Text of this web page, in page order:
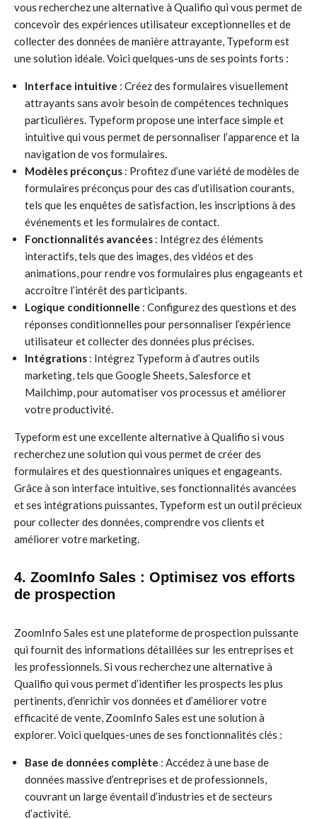
vous recherchez une alternative à Qualifio qui vous permet de
concevoir des expériences utilisateur exceptionnelles et de
collecter des données de manière attrayante, Typeform est
une solution idéale. Voici quelques-uns de ses points forts :
Interface intuitive : Créez des formulaires visuellement
attrayants sans avoir besoin de compétences techniques
particulières. Typeform propose une interface simple et
intuitive qui vous permet de personnaliser l’apparence et la
navigation de vos formulaires.
Modèles préconçus : Profitez d’une variété de modèles de
formulaires préconçus pour des cas d’utilisation courants,
tels que les enquêtes de satisfaction, les inscriptions à des
événements et les formulaires de contact.
Fonctionnalités avancées : Intégrez des éléments
interactifs, tels que des images, des vidéos et des
animations, pour rendre vos formulaires plus engageants et
accroître l’intérêt des participants.
Logique conditionnelle : Configurez des questions et des
réponses conditionnelles pour personnaliser l’expérience
utilisateur et collecter des données plus précises.
Intégrations : Intégrez Typeform à d’autres outils
marketing, tels que Google Sheets, Salesforce et
Mailchimp, pour automatiser vos processus et améliorer
votre productivité.
Typeform est une excellente alternative à Qualifio si vous
recherchez une solution qui vous permet de créer des
formulaires et des questionnaires uniques et engageants.
Grâce à son interface intuitive, ses fonctionnalités avancées
et ses intégrations puissantes, Typeform est un outil précieux
pour collecter des données, comprendre vos clients et
améliorer votre marketing.
4. ZoomInfo Sales : Optimisez vos efforts
de prospection
ZoomInfo Sales est une plateforme de prospection puissante
qui fournit des informations détaillées sur les entreprises et
les professionnels. Si vous recherchez une alternative à
Qualifio qui vous permet d’identifier les prospects les plus
pertinents, d’enrichir vos données et d’améliorer votre
efficacité de vente, ZoomInfo Sales est une solution à
explorer. Voici quelques-unes de ses fonctionnalités clés :
Base de données complète : Accédez à une base de
données massive d’entreprises et de professionnels,
couvrant un large éventail d’industries et de secteurs
d’activité.